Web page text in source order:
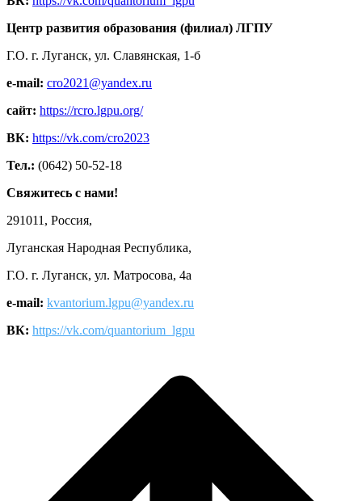
Центр развития образования (филиал) ЛГПУ
Г.О. г. Луганск, ул. Славянская, 1-б
e-mail: cro2021@yandex.ru
сайт: https://rcro.lgpu.org/
ВК: https://vk.com/cro2023
Тел.: (0642) 50-52-18
Свяжитесь с нами!
291011, Россия,
Луганская Народная Республика,
Г.О. г. Луганск, ул. Матросова, 4а
e-mail: kvantorium.lgpu@yandex.ru
ВК: https://vk.com/quantorium_lgpu